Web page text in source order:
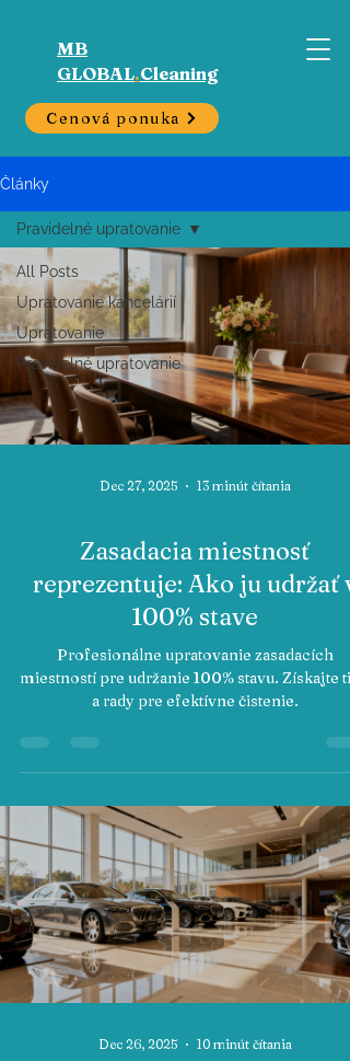
MB
GLOBAL.Cleaning
Cenová ponuka
Články
All Posts
Upratovanie kancelárií
Upratovanie
Pravidelné upratovanie
Pravidelné upratovanie
Dec 27, 2025 13 minút čítania
Zasadacia miestnosť
reprezentuje: Ako ju udržať v
100% stave
Profesionálne upratovanie zasadacích
miestností pre udržanie 100% stavu. Získajte
a rady pre efektívne čistenie.
Dec 26, 2025 10 minút čítania